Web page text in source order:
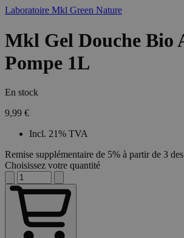
Laboratoire Mkl Green Nature
Mkl Gel Douche Bio
Pompe 1L
En stock
9,99 €
Incl. 21% TVA
Remise supplémentaire de 5% à partir de 3
Choisissez votre quantité